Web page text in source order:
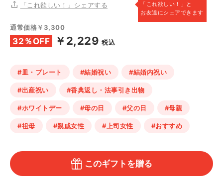
「これ欲しい！」と
お友達にシェアできます
「これ欲しい！」シェアする
通常価格￥3,300
32％OFF ￥2,229 税込
#皿・プレート #結婚祝い #結婚内祝い
#出産祝い #香典返し・法事引き出物
#ホワイトデー #母の日 #父の日 #母親
#祖母 #親戚女性 #上司女性 #おすすめ
このギフトを贈る